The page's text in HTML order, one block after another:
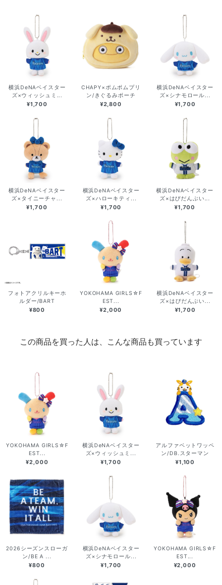
横浜DeNAベイスター
ズ×ウィッシュミ...
¥1,700
CHAPY×ポムポムプリ
ン/きぐるみポーチ
¥2,800
横浜DeNAベイスター
ズ×シナモロール...
¥1,700
横浜DeNAベイスター
ズ×タイニーチャ...
¥1,700
横浜DeNAベイスター
ズ×ハローキティ...
¥1,700
横浜DeNAベイスター
ズ×はぴだんぶい...
¥1,700
フォトアクリルキーホ
ルダー/BART
¥800
YOKOHAMA GIRLS☆F
EST...
¥2,000
横浜DeNAベイスター
ズ×はぴだんぶい...
¥1,700
この商品を買った人は、こんな商品も買っています
YOKOHAMA GIRLS☆F
EST...
¥2,000
横浜DeNAベイスター
ズ×ウィッシュミ...
¥1,700
アルファベットワッペ
ン/DB.スターマン
¥1,100
2026シーズンスローガ
ン/BE A ...
¥800
横浜DeNAベイスター
ズ×シナモロール...
¥1,700
YOKOHAMA GIRLS☆F
EST...
¥2,000